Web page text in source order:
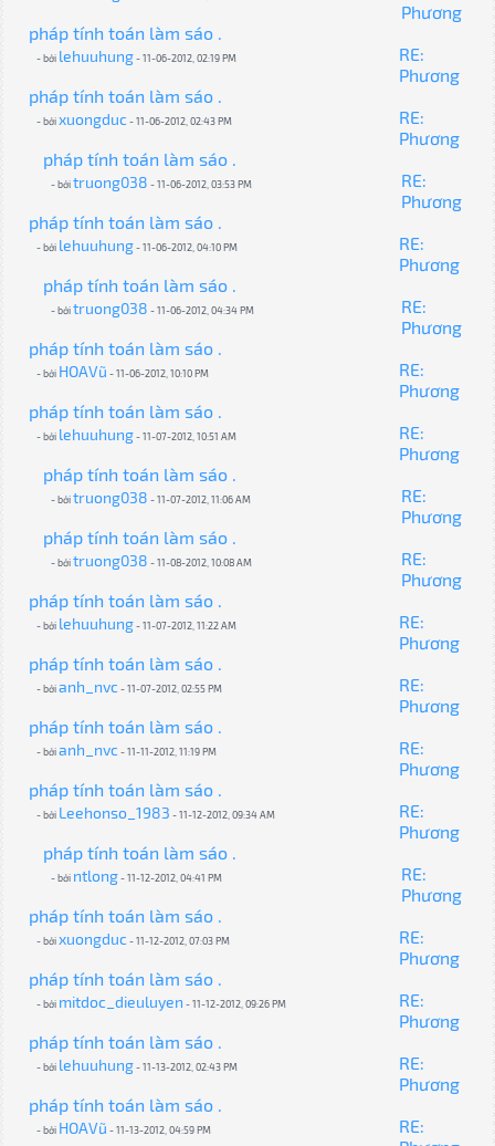
Phương
pháp tính toán làm sáo .
- bởi lehuuhung- 11-06-2012, 02:19 PM
RE:
Phương
pháp tính toán làm sáo .
- bởixuongduc- 11-06-2012, 02:43 PM
RE:
Phương
pháp tính toán làm sáo .
- bởitruong038 - 11-06-2012, 03:53 PM
RE:
Phương
pháp tính toán làm sáo .
- bởi lehuuhung- 11-06-2012, 04:10 PM
RE:
Phương
pháp tính toán làm sáo .
- bởitruong038 - 11-06-2012, 04:34 PM
RE:
Phương
pháp tính toán làm sáo .
- bởi HOAVũ - 11-06-2012, 10:10 PM
RE:
Phương
pháp tính toán làm sáo .
- bởi lehuuhung- 11-07-2012, 10:51 AM
RE:
Phương
pháp tính toán làm sáo .
- bởitruong038 - 11-07-2012, 11:06 AM
RE:
Phương
pháp tính toán làm sáo .
- bởitruong038 - 11-08-2012, 10:08 AM
RE:
Phương
pháp tính toán làm sáo .
- bởi lehuuhung- 11-07-2012, 11:22 AM
RE:
Phương
pháp tính toán làm sáo .
- bởianh_nvc- 11-07-2012, 02:55 PM
RE:
Phương
pháp tính toán làm sáo .
- bởianh_nvc- 11-11-2012, 11:19 PM
RE:
Phương
pháp tính toán làm sáo .
- bởi Leehonso_1983 - 11-12-2012, 09:34 AM
RE:
Phương
pháp tính toán làm sáo .
- bởi ntlong- 11-12-2012, 04:41 PM
RE:
Phương
pháp tính toán làm sáo .
- bởixuongduc- 11-12-2012, 07:03 PM
RE:
Phương
pháp tính toán làm sáo .
- bởi mitdoc_dieuluyen - 11-12-2012, 09:26 PM
RE:
Phương
pháp tính toán làm sáo .
- bởi lehuuhung- 11-13-2012, 02:43 PM
RE:
Phương
pháp tính toán làm sáo .
- bởi HOAVũ - 11-13-2012, 04:59 PM
RE: